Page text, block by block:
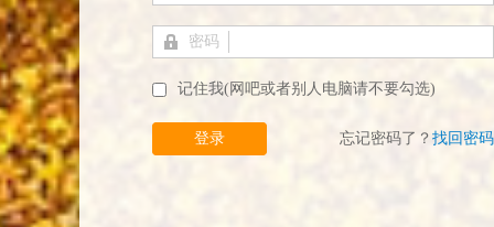
密码
记住我(网吧或者别人电脑请不要勾选)
登录 忘记密码了？ 找回密码